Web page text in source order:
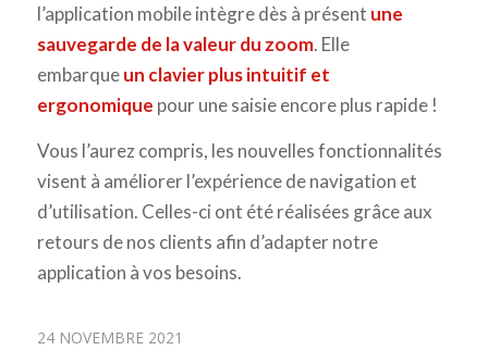
l’application mobile intègre dès à présent une
sauvegarde de la valeur du zoom. Elle
embarqueun clavier plus intuitif et
ergonomique pour une saisie encore plus rapide !
Vous l’aurez compris, les nouvelles fonctionnalités
visent à améliorer l’expérience de navigation et
d’utilisation. Celles-ci ont été réalisées grâce aux
retours de nos clients afin d’adapter notre
application à vos besoins.
24 NOVEMBRE 2021